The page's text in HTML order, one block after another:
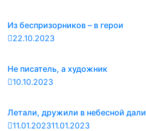
Из беспризорников – в герои
22.10.2023
Не писатель, а художник
10.10.2023
Летали, дружили в небесной дали
11.01.202311.01.2023